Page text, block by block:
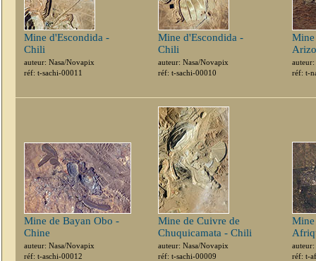
Mine d'Escondida -
Chili
auteur: Nasa/Novapix
réf: t-sachi-00011
Mine d'Escondida -
Chili
auteur: Nasa/Novapix
réf: t-sachi-00010
Mine
réf: t-
Mine de Bayan Obo -
Chine
auteur: Nasa/Novapix
réf: t-aschi-00012
Mine de Cuivre de
Chuquicamata - Chili
auteur: Nasa/Novapix
réf: t-sachi-00009
Mine
réf: t-